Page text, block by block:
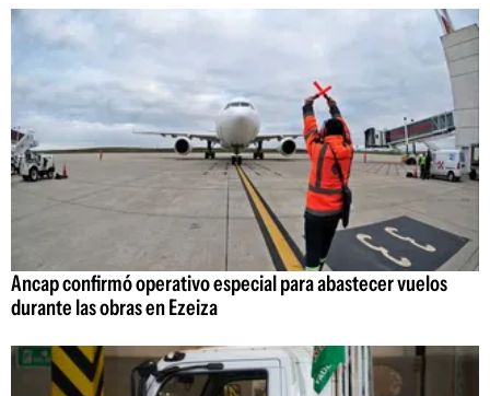
Ancap confirmó operativo especial para abastecer vuelos
durante las obras en Ezeiza